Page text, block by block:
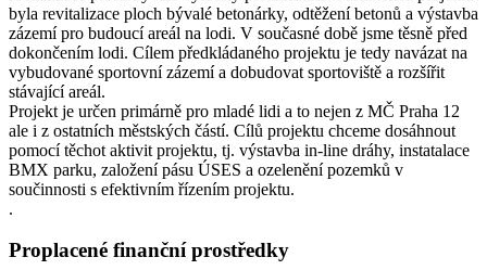
byla revitalizace ploch bývalé betonárky, odtěžení betonů a výstavba
zázemí pro budoucí areál na lodi. V současné době jsme těsně před
dokončením lodi. Cílem předkládaného projektu je tedy navázat na
vybudované sportovní zázemí a dobudovat sportoviště a rozšířit
stávající areál.
Projekt je určen primárně pro mladé lidi a to nejen z MČ Praha 12
ale i z ostatních městských částí. Cílů projektu chceme dosáhnout
pomocí těchot aktivit projektu, tj. výstavba in-line dráhy, instatalace
BMX parku, založení pásu ÚSES a ozelenění pozemků v
součinnosti s efektivním řízením projektu.
.
Proplacené finanční prostředky